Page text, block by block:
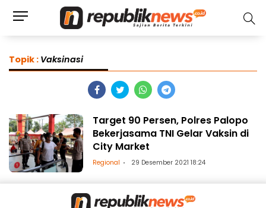
Topik : Vaksinasi
Target 90 Persen, Polres Palopo
Bekerjasama TNI Gelar Vaksin di
City Market
Regional 29 Desember 2021 18:24